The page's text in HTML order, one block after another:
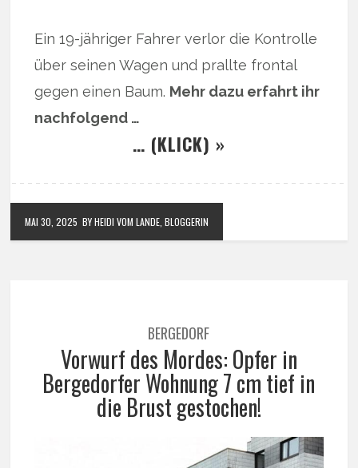
Ein 19-jähriger Fahrer verlor die Kontrolle
über seinen Wagen und prallte frontal
gegen einen Baum. Mehr dazu erfahrt ihr
nachfolgend …
… (KLICK) »
MAI 30, 2025 BY HEIDI VOM LANDE, BLOGGERIN
BERGEDORF
Vorwurf des Mordes: Opfer in
Bergedorfer Wohnung 7 cm tief in
die Brust gestochen!